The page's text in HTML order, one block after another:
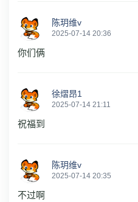
陈玥维v
2025-07-14 20:36
你们俩
徐熠昂1
2025-07-14 21:11
祝福到
陈玥维v
2025-07-14 20:35
不过啊